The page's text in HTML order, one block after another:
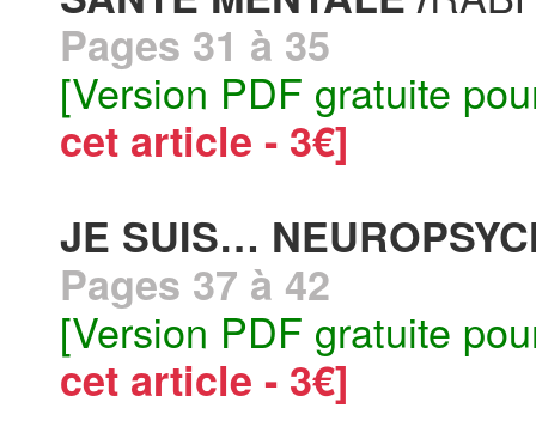
Pages 31 à 35
[Version PDF gratuite
cet article - 3€]
JE SUIS…
Pages 37 à 42
[Version PDF gratuite
cet article - 3€]